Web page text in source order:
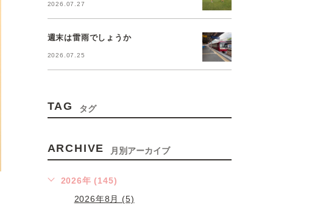
2026.07.27
週末は雷雨でしょうか
2026.07.25
TAG タグ
ARCHIVE 月別アーカイブ
2026年 (145)
2026年8月 (5)